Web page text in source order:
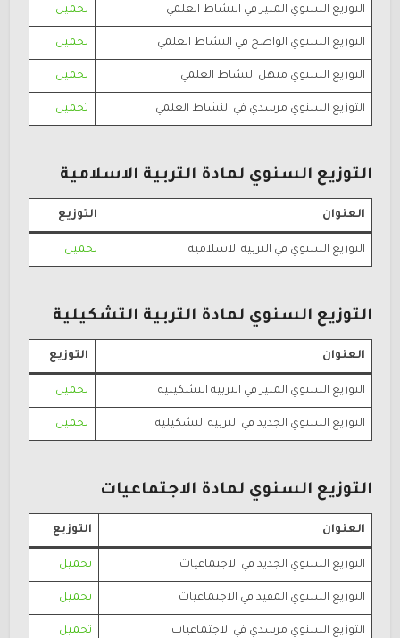
التوزيع السنوي المنير في النشاط العلمي تحميل
التوزيع السنوي الواضح في النشاط العلمي تحميل
التوزيع السنوي منهل النشاط العلمي تحميل
التوزيع السنوي مرشدي في النشاط العلمي تحميل
التوزيع السنوي لمادة التربية الاسلامية
العنوان التوزيع
التوزيع السنوي في التربية الاسلامية تحميل
التوزيع السنوي لمادة التربية التشكيلية
العنوان التوزيع
التوزيع السنوي المنير في التربية التشكيلية تحميل
التوزيع السنوي الجديد في التربية التشكيلية تحميل
التوزيع السنوي لمادة الاجتماعيات
العنوان التوزيع
التوزيع السنوي الجديد في الاجتماعيات تحميل
التوزيع السنوي المفيد في الاجتماعيات تحميل
التوزيع السنوي مرشدي في الاجتماعيات تحميل